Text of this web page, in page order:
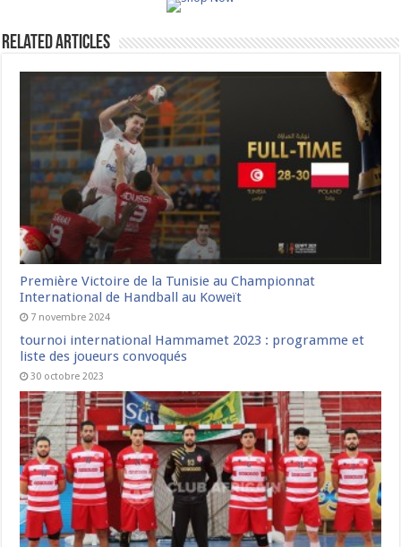
Related Articles
Première Victoire de la Tunisie au Championnat
International de Handball au Koweït
7 novembre 2024
tournoi international Hammamet 2023 : programme et
liste des joueurs convoqués
30 octobre 2023